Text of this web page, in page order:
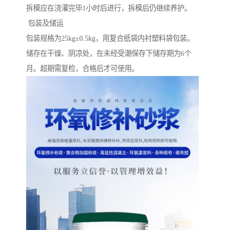
拆模应在浇灌完毕1小时后进行，拆模后仍继续养护。
包装及储运
包装规格为25kg±0.5kg，用复合纸袋内衬塑料袋包装。
储存在干燥、阴凉处，在未经受潮保存下储存期为6个
月。超期需复检，合格后才可使用。